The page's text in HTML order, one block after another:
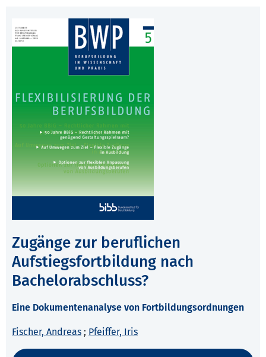
Zugänge zur beruflichen
Aufstiegsfortbildung nach
Bachelorabschluss?
Eine Dokumentenanalyse von Fortbildungsordnungen
Fischer, Andreas ; Pfeiffer, Iris